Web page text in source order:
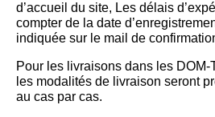
d’accueil du site, Les délais
compter de la date
indiquée sur le mail de
Pour les livraisons dans les DOM-
les modalités de livraison seront
au cas par cas.